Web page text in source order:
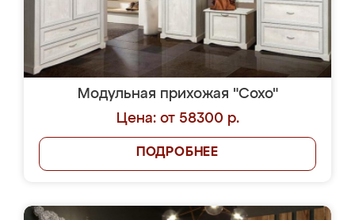
Модульная прихожая "Сохо"
Цена: от 58300 р.
ПОДРОБНЕЕ